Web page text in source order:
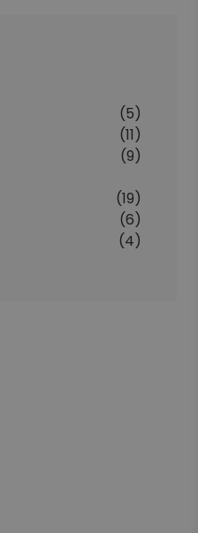
(5)
(11)
(9)
(19)
(6)
(4)